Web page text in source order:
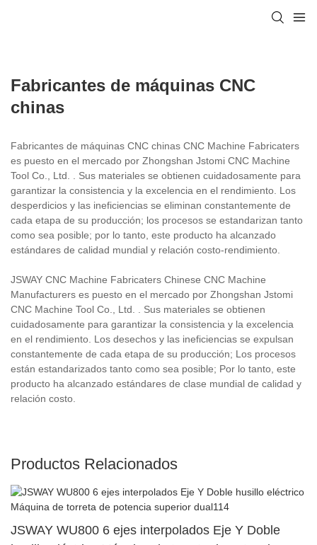
Fabricantes de máquinas CNC
chinas
Fabricantes de máquinas CNC chinas CNC Machine Fabricaters
es puesto en el mercado por Zhongshan Jstomi CNC Machine
Tool Co., Ltd. . Sus materiales se obtienen cuidadosamente para
garantizar la consistencia y la excelencia en el rendimiento. Los
desperdicios y las ineficiencias se eliminan constantemente de
cada etapa de su producción; los procesos se estandarizan tanto
como sea posible; por lo tanto, este producto ha alcanzado
estándares de calidad mundial y relación costo-rendimiento.
JSWAY CNC Machine Fabricaters Chinese CNC Machine
Manufacturers es puesto en el mercado por Zhongshan Jstomi
CNC Machine Tool Co., Ltd. . Sus materiales se obtienen
cuidadosamente para garantizar la consistencia y la excelencia
en el rendimiento. Los desechos y las ineficiencias se expulsan
constantemente de cada etapa de su producción; Los procesos
están estandarizados tanto como sea posible; Por lo tanto, este
producto ha alcanzado estándares de clase mundial de calidad y
relación costo.
Productos Relacionados
JSWAY WU800 6 ejes interpolados Eje Y Doble